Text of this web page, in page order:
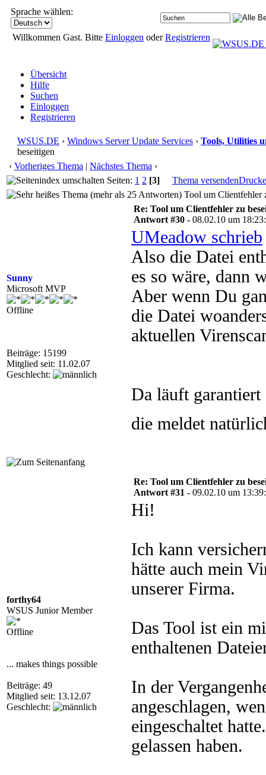
Sprache wählen:
Willkommen Gast. Bitte Einloggen oderRegistrieren
Übersicht
Hilfe
Suchen
Einloggen
Registrieren
WSUS.DE › Windows Server Update Services › Tools, Utilities
beseitigen
‹ Vorheriges Thema | Nächstes Thema ›
Seiten: 1 2 [3] Thema versenden
Tool um Clientfehler
Sunny
Microsoft MVP
Offline
Beiträge: 15199
Mitglied seit: 11.02.07
Geschlecht:
Re: Tool um Clientfehler zu
Antwort #30 - 08.02.10 um
UMeadow schrieb
Also die Datei
es so wäre, dann
Aber wenn Du
die Datei
aktuellen
Da läuft
die meldet
forthy64
WSUS Junior Member
Offline
... makes things possible
Beiträge: 49
Mitglied seit: 13.12.07
Geschlecht:
Re: Tool um Clientfehler zu
Antwort #31 - 09.02.10 um
Hi!
Ich kann
hätte auch mein
unserer Firma.
Das Tool ist ein
enthaltenen
In der
angeschlagen,
eingeschaltet
gelassen haben.